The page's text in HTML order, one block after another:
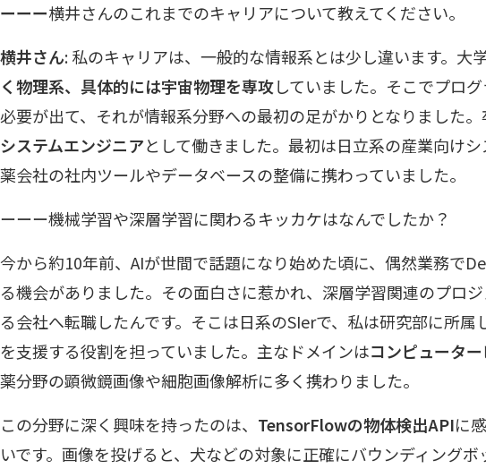
ーーー横井さんのこれまでのキャリアについて教えてください。
横井さん: 私のキャリアは、一般的な情報系とは少し違います。大
く物理系、具体的には宇宙物理を専攻していました。そこでプロ
必要が出て、それが情報系分野への最初の足がかりとなりました。
システムエンジニアとして働きました。最初は日立系の産業向け
薬会社の社内ツールやデータベースの整備に携わっていました。
ーーー機械学習や深層学習に関わるキッカケはなんでしたか？
今から約10年前、AIが世間で話題になり始めた頃に、偶然業務で
る機会がありました。その面白さに惹かれ、深層学習関連のプロ
る会社へ転職したんです。そこは日系のSIerで、私は研究部に所属
を支援する役割を担っていました。主なドメインはコンピュータ
薬分野の顕微鏡画像や細胞画像解析に多く携わりました。
この分野に深く興味を持ったのは、 TensorFlowの物体検出APIに
いです。画像を投げると、犬などの対象に正確にバウンディングボ